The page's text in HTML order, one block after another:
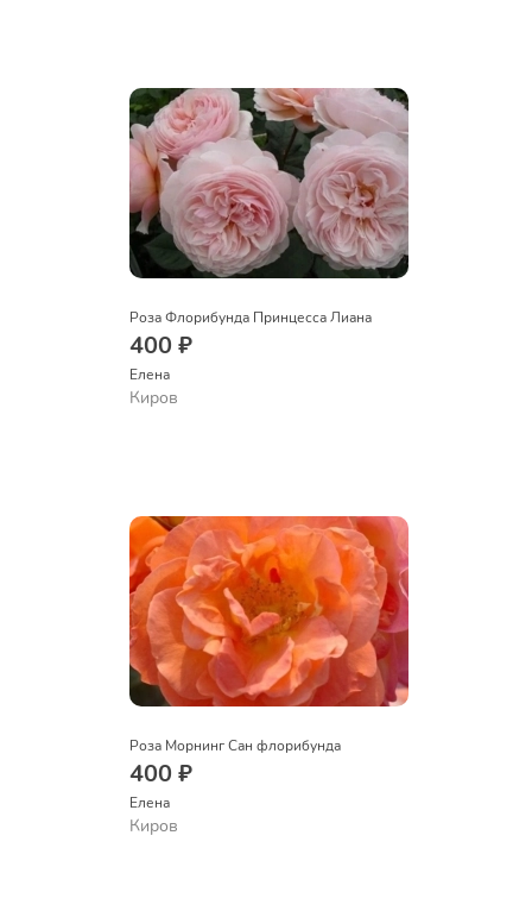
Роза Флорибунда Принцесса Лиана
400 ₽
Елена
Киров
Роза Морнинг Сан флорибунда
400 ₽
Елена
Киров